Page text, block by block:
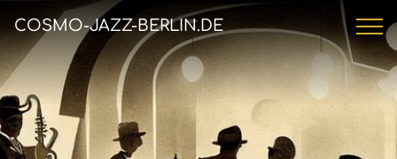
COSMO-JAZZ-BERLIN.DE